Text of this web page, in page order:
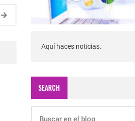
Aquí haces noticias.
SEARCH